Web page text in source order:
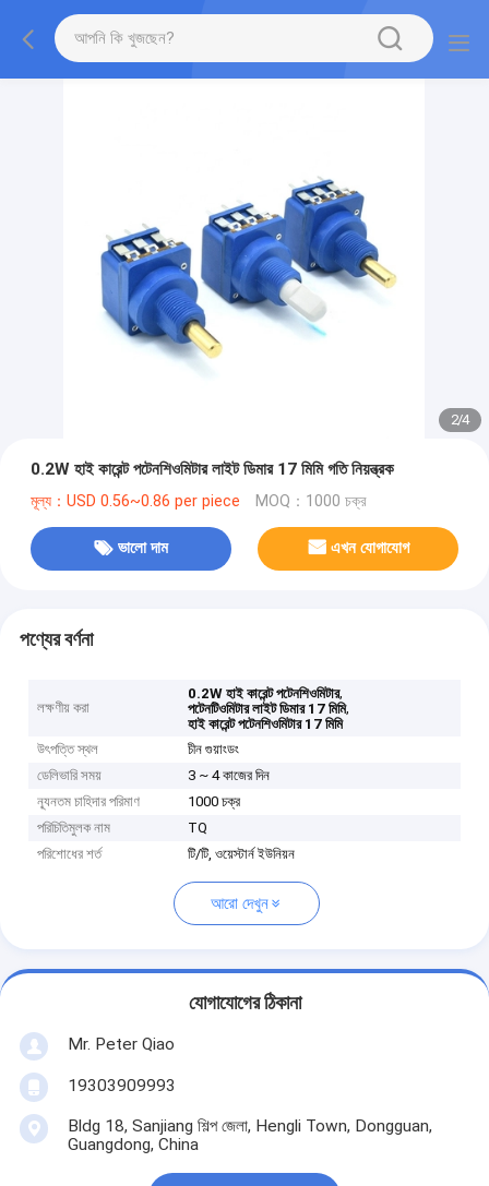
2/4
0.2W হাই কারেন্ট পটেনশিওমিটার লাইট ডিমার 17 মিমি গতি নিয়ন্ত্রক
মূল্য：USD 0.56~0.86 per piece MOQ：1000 চক্র
ভালো দাম এখন যোগাযোগ
পণ্যের বর্ণনা
লক্ষণীয় করা
0.2W হাই কারেন্ট পটেনশিওমিটার,
পটেনটিওমিটার লাইট ডিমার 17 মিমি,
হাই কারেন্ট পটেনশিওমিটার 17 মিমি
উৎপত্তি স্থল
চীন গুয়াংডং
ডেলিভারি সময়
3 ~ 4 কাজের দিন
ন্যূনতম চাহিদার পরিমাণ
1000 চক্র
পরিচিতিমুলক নাম
TQ
পরিশোধের শর্ত
টি/টি, ওয়েস্টার্ন ইউনিয়ন
আরো দেখুন
যোগাযোগের ঠিকানা
Mr. Peter Qiao
19303909993
Bldg 18, Sanjiang শিল্প জেলা, Hengli Town, Dongguan,
Guangdong, China